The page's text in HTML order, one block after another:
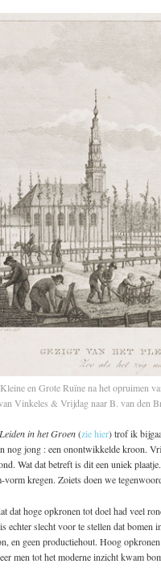
en Grote Ruïne na het opruimen
Vinkeles & Vrijdag naar B. van den
in het Groen(zie hier) trof ik
nog jong : een onontwikkelde kroon.
Wat dat betreft is dit een uniek
vorm kregen. Zoiets doen we
dat hoge opkronen tot doel had veel
echter slecht voor te stellen dat bomen
en geen productiehout. Hoog
men tot het moderne inzicht kwam